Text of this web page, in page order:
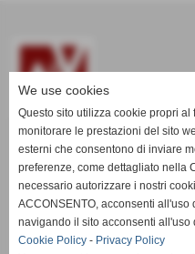
A&V ITALIA
Via Orosei, 68, 56021
We use cookies
Questo sito utilizza cookie propri
monitorare le prestazioni del sito
esterni che consentono di inviare
preferenze, come dettagliato nella
necessario autorizzare i nostri
ACCONSENTO, acconsenti
navigando il sito acconsenti all'uso
Cookie Policy - Privacy Policy